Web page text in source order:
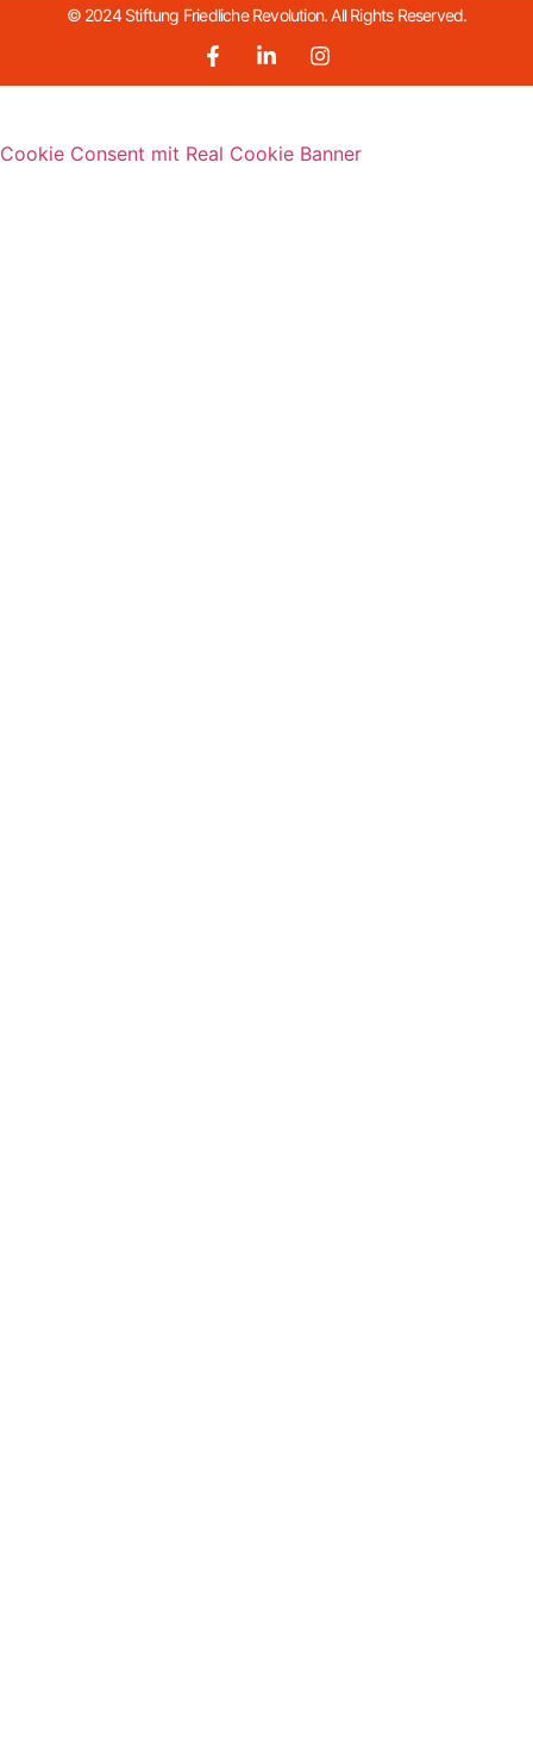
© 2024 Stiftung Friedliche Revolution. All Rights Reserved.
Cookie Consent mit Real Cookie Banner